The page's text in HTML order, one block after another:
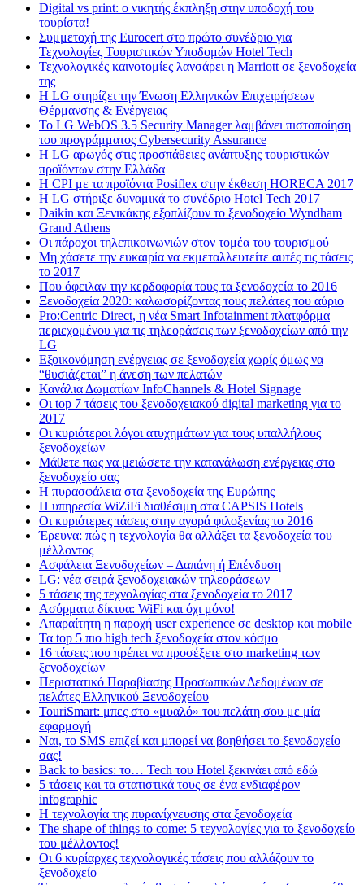
Digital vs print: ο νικητής έκπληξη στην υποδοχή του
τουρίστα!
Συμμετοχή της Eurocert στο πρώτο συνέδριο για
Τεχνολογίες Τουριστικών Υποδομών Hotel Tech
Τεχνολογικές καινοτομίες λανσάρει η Marriott σε ξενοδοχεία
της
H LG στηρίζει την Ένωση Ελληνικών Επιχειρήσεων
Θέρμανσης & Ενέργειας
Το LG WebOS 3.5 Security Manager λαμβάνει πιστοποίηση
του προγράμματος Cybersecurity Assurance
Η LG αρωγός στις προσπάθειες ανάπτυξης τουριστικών
προϊόντων στην Ελλάδα
Η CPI με τα προϊόντα Posiflex στην έκθεση HORECA 2017
H LG στήριξε δυναμικά το συνέδριο Hotel Tech 2017
Daikin και Ξενικάκης εξοπλίζουν το ξενοδοχείο Wyndham
Grand Athens
Οι πάροχοι τηλεπικοινωνιών στον τομέα του τουρισμού
Μη χάσετε την ευκαιρία να εκμεταλλευτείτε αυτές τις τάσεις
το 2017
Που όφειλαν την κερδοφορία τους τα ξενοδοχεία το 2016
Ξενοδοχεία 2020: καλωσορίζοντας τους πελάτες του αύριο
Pro:Centric Direct, η νέα Smart Infotainment πλατφόρμα
περιεχομένου για τις τηλεοράσεις των ξενοδοχείων από την
LG
Εξοικονόμηση ενέργειας σε ξενοδοχεία χωρίς όμως να
“θυσιάζεται” η άνεση των πελατών
Κανάλια Δωματίων InfoChannels & Hotel Signage
Οι top 7 τάσεις του ξενοδοχειακού digital marketing για το
2017
Οι κυριότεροι λόγοι ατυχημάτων για τους υπαλλήλους
ξενοδοχείων
Μάθετε πως να μειώσετε την κατανάλωση ενέργειας στο
ξενοδοχείο σας
Η πυρασφάλεια στα ξενοδοχεία της Ευρώπης
Η υπηρεσία WiZiFi διαθέσιμη στα CAPSIS Hotels
Οι κυριότερες τάσεις στην αγορά φιλοξενίας το 2016
Έρευνα: πώς η τεχνολογία θα αλλάξει τα ξενοδοχεία του
μέλλοντος
Ασφάλεια Ξενοδοχείων – Δαπάνη ή Επένδυση
LG: νέα σειρά ξενοδοχειακών τηλεοράσεων
5 τάσεις της τεχνολογίας στα ξενοδοχεία το 2017
Ασύρματα δίκτυα: WiFi και όχι μόνο!
Απαραίτητη η παροχή user experience σε desktop και mobile
Τα top 5 πιο high tech ξενοδοχεία στον κόσμο
16 τάσεις που πρέπει να προσέξετε στο marketing των
ξενοδοχείων
Περιστατικό Παραβίασης Προσωπικών Δεδομένων σε
πελάτες Ελληνικού Ξενοδοχείου
TouriSmart: μπες στο «μυαλό» του πελάτη σου με μία
εφαρμογή
Ναι, το SMS επιζεί και μπορεί να βοηθήσει το ξενοδοχείο
σας!
Back to basics: το… Tech του Hotel ξεκινάει από εδώ
5 τάσεις και τα στατιστικά τους σε ένα ενδιαφέρον
infographic
Η τεχνολογία της πυρανίχνευσης στα ξενοδοχεία
The shape of things to come: 5 τεχνολογίες για το ξενοδοχείο
του μέλλοντος!
Οι 6 κυρίαρχες τεχνολογικές τάσεις που αλλάζουν το
ξενοδοχείο